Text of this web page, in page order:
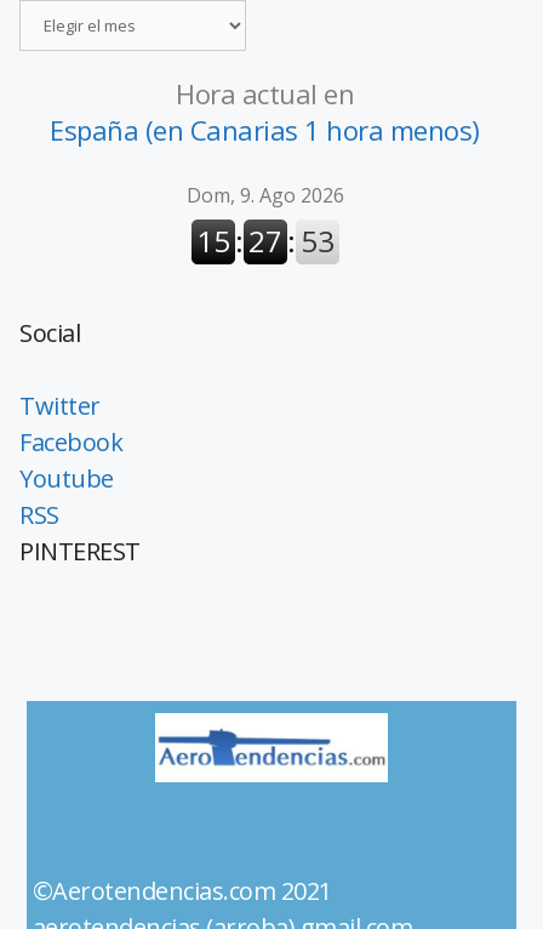
Hora actual en
España (en Canarias 1 hora menos)
Social
Twitter
Facebook
Youtube
RSS
PINTEREST
©Aerotendencias.com 2021